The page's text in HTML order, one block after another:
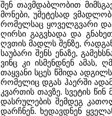
შენ თავმდაბლობით
მონები, უმეტესად
რომელსაც ყოველგვარი
ღირსი გაგვხადა და
ღვთის მადლს შენზე,
საუბარი შენს ენაზე,
ვინც კი ისმენდნენ ამას,
თაყვანი სცეს წმიდა
რომელიც დგას ჰაერში
კვართის თავზე. სვეტის
დასრულების შემდეგ
დარჩნენ. ხედავდნენ